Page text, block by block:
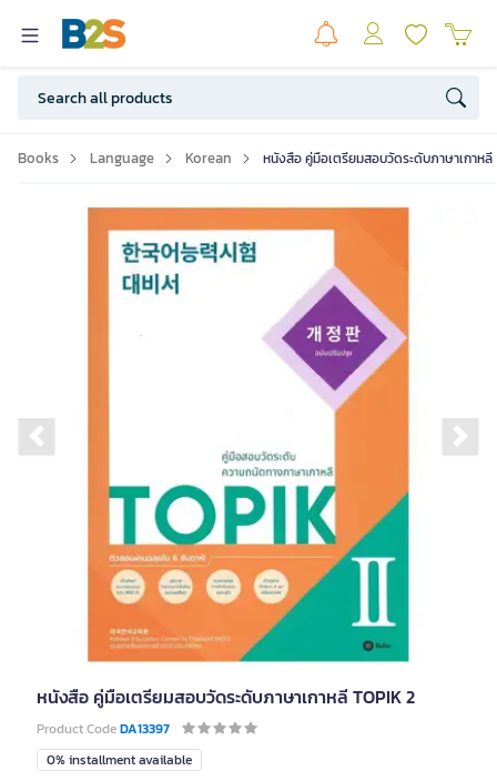
Books Language Korean หนังสือ คู่มือเตรียมสอบวัดระดับภาษาเกาหลี
Previous slide
หนังสือ คู่มือเตรียมสอบวัดระดับภาษาเกาหลี TOPIK 2
Product CodeDA13397
0% installment available